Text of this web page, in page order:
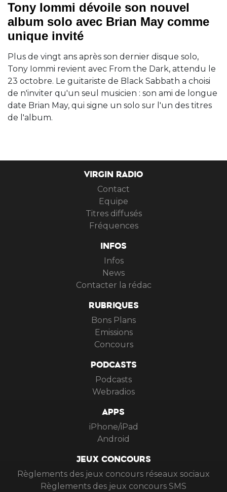
Tony Iommi dévoile son nouvel
album solo avec Brian May comme
unique invité
Plus de vingt ans après son dernier disque solo,
Tony Iommi revient avec From the Dark, attendu le
23 octobre. Le guitariste de Black Sabbath a choisi
de n'inviter qu'un seul musicien : son ami de longue
date Brian May, qui signe un solo sur l'un des titres
de l'album.
VIRGIN RADIO
Contact
Equipe
Titres diffusés
Fréquences
INFOS
Infos
News
Contacter la rédac
RUBRIQUES
Bons Plans
Emissions
Concours
PODCASTS
Podcasts
Webradios
APPS
iPhone/iPad
Android
JEUX CONCOURS
Règlements des jeux concours réseaux sociaux
Règlements des jeux concours SMS